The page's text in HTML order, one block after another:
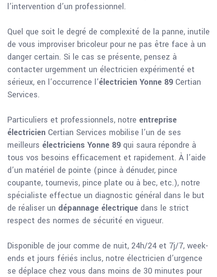
l’intervention d’un professionnel.
Quel que soit le degré de complexité de la panne, inutile
de vous improviser bricoleur pour ne pas être face à un
danger certain. Si le cas se présente, pensez à
contacter urgemment un électricien expérimenté et
sérieux, en l’occurrence l’électricien Yonne 89 Certian
Services.
Particuliers et professionnels, notre entreprise
électricien Certian Services mobilise l’un de ses
meilleurs électriciens Yonne 89 qui saura répondre à
tous vos besoins efficacement et rapidement. À l’aide
d’un matériel de pointe (pince à dénuder, pince
coupante, tournevis, pince plate ou à bec, etc.), notre
spécialiste effectue un diagnostic général dans le but
de réaliser un dépannage électrique dans le strict
respect des normes de sécurité en vigueur.
Disponible de jour comme de nuit, 24h/24 et 7j/7, week-
ends et jours fériés inclus, notre électricien d’urgence
se déplace chez vous dans moins de 30 minutes pour